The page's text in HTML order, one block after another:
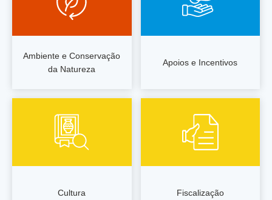
Ambiente e Conservação
da Natureza
Apoios e Incentivos
Cultura Fiscalização